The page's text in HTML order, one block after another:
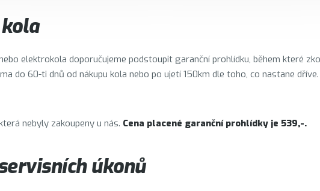
elektrokola doporučujeme podstoupit garanční prohlídku, během které
do 60-ti dnů od nákupu kola nebo po ujetí 150km dle toho, co nastane
nebyly zakoupeny u nás. Cena placené garanční prohlídky je 539,-.
úkonů